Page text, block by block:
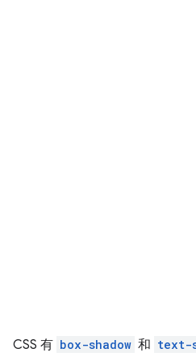
CSS 有 box-shadow 和 text-